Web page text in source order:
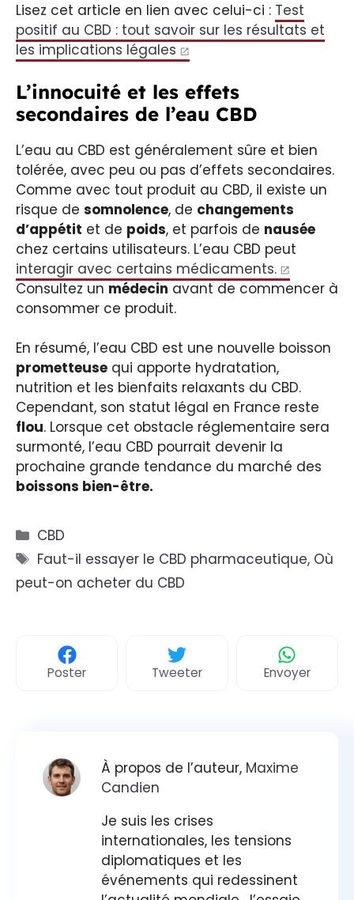
Lisez cet article en lien avec celui-ci : Test
positif au CBD : tout savoir sur les résultats et
les implications légales
L’innocuité et les effets
secondaires de l’eau CBD
L’eau au CBD est généralement sûre et bien
tolérée, avec peu ou pas d’effets secondaires.
Comme avec tout produit au CBD, il existe un
risque de somnolence, de changements
d’appétit et de poids, et parfois de nausée
chez certains utilisateurs. L’eau CBD peut
interagir avec certains médicaments.
Consultez un médecin avant de commencer à
consommer ce produit.
En résumé, l’eau CBD est une nouvelle boisson
prometteuse qui apporte hydratation,
nutrition et les bienfaits relaxants du CBD.
Cependant, son statut légal en France reste
flou. Lorsque cet obstacle réglementaire sera
surmonté, l’eau CBD pourrait devenir la
prochaine grande tendance du marché des
boissons bien-être.
Catégories
CBD
Étiquettes
Faut-il essayer le CBD pharmaceutique, Où
peut-on acheter du CBD
Poster Tweeter Envoyer
À propos de l’auteur, Maxime
Candien
Je suis les crises
internationales, les tensions
diplomatiques et les
événements qui redessinent